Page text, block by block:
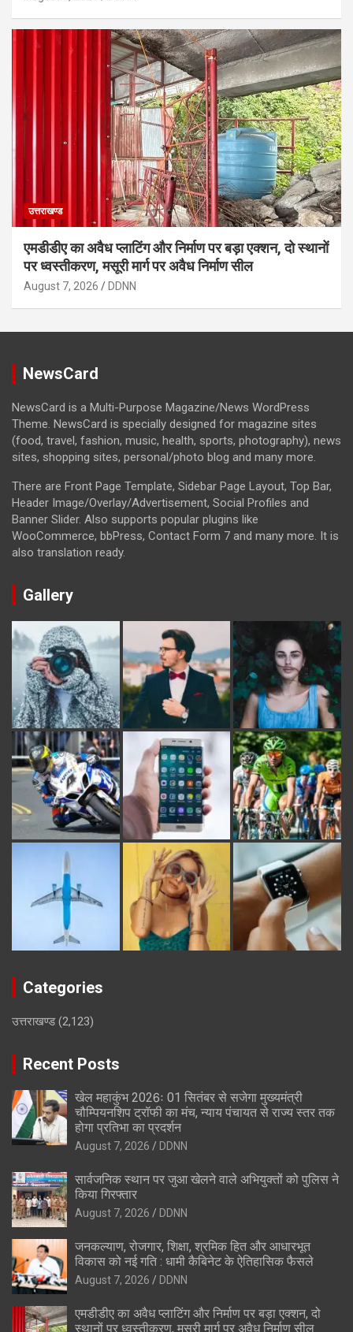
उत्तराखण्ड
एमडीडीए का अवैध प्लाटिंग और निर्माण पर बड़ा एक्शन, दो स्थानों
पर ध्वस्तीकरण, मसूरी मार्ग पर अवैध निर्माण सील
August 7, 2026 DDNN
NewsCard
NewsCard is a Multi-Purpose Magazine/News WordPress
Theme. NewsCard is specially designed for magazine sites
(food, travel, fashion, music, health, sports, photography), news
sites, shopping sites, personal/photo blog and many more.
There are Front Page Template, Sidebar Page Layout, Top Bar,
Header Image/Overlay/Advertisement, Social Profiles and
Banner Slider. Also supports popular plugins like
WooCommerce, bbPress, Contact Form 7 and many more. It is
also translation ready.
Gallery
Categories
उत्तराखण्ड(2,123)
Recent Posts
खेल महाकुंभ 2026ः 01 सितंबर से सजेगा मुख्यमंत्री
चौम्पियनशिप ट्रॉफी का मंच, न्याय पंचायत से राज्य स्तर तक
होगा प्रतिभा का प्रदर्शन
August 7, 2026 DDNN
सार्वजनिक स्थान पर जुआ खेलने वाले अभियुक्तों को पुलिस ने
किया गिरफ्तार
August 7, 2026 DDNN
जनकल्याण, रोजगार, शिक्षा, श्रमिक हित और आधारभूत
विकास को नई गति : धामी कैबिनेट के ऐतिहासिक फैसले
August 7, 2026 DDNN
एमडीडीए का अवैध प्लाटिंग और निर्माण पर बड़ा एक्शन, दो
स्थानों पर ध्वस्तीकरण, मसूरी मार्ग पर अवैध निर्माण सील